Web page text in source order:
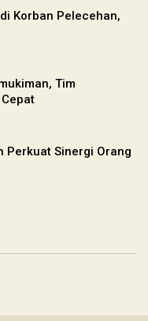
Korban Pelecehan,
Tim
Perkuat Sinergi Orang